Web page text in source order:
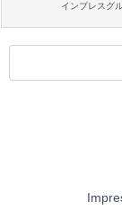
インプレスグ